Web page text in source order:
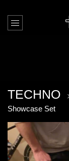
TECHNO
Showcase Set